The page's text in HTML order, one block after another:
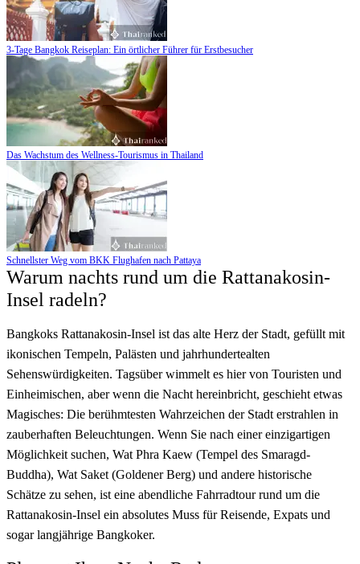
3-Tage Bangkok Reiseplan: Ein örtlicher Führer für Erstbesucher
Das Wachstum des Wellness-Tourismus in Thailand
Schnellster Weg vom BKK Flughafen nach Pattaya
Warum nachts rund um die Rattanakosin-
Insel radeln?
Bangkoks Rattanakosin-Insel ist das alte Herz der Stadt, gefüllt mit
ikonischen Tempeln, Palästen und jahrhundertealten
Sehenswürdigkeiten. Tagsüber wimmelt es hier von Touristen und
Einheimischen, aber wenn die Nacht hereinbricht, geschieht etwas
Magisches: Die berühmtesten Wahrzeichen der Stadt erstrahlen in
zauberhaften Beleuchtungen. Wenn Sie nach einer einzigartigen
Möglichkeit suchen, Wat Phra Kaew (Tempel des Smaragd-
Buddha), Wat Saket (Goldener Berg) und andere historische
Schätze zu sehen, ist eine abendliche Fahrradtour rund um die
Rattanakosin-Insel ein absolutes Muss für Reisende, Expats und
sogar langjährige Bangkoker.